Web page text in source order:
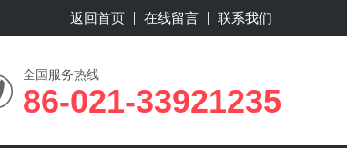
返回首页 在线留言 联系我们
全国服务热线
86-021-33921235